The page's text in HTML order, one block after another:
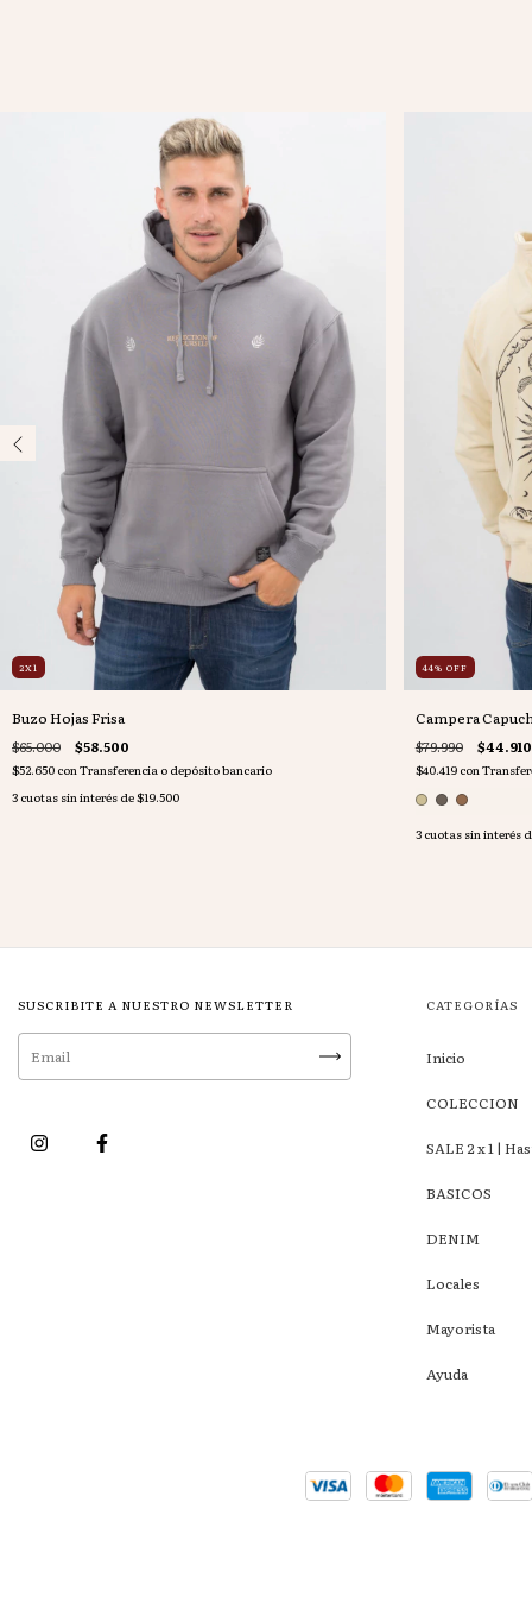
2X1
Buzo Hojas Frisa
$65.000 $58.500
$52.650 con Transferencia o depósito bancario
3 cuotas sin interés de$19.500
44% OFF
Campera
$79.990 $44.910
$40.419 con
3 cuotas sin interés
SUSCRIBITE A NUESTRO NEWSLETTER CATEGORÍAS
Inicio
COLECCION
SALE 2 x 1 |
BASICOS
DENIM
Locales
Mayorista
Ayuda